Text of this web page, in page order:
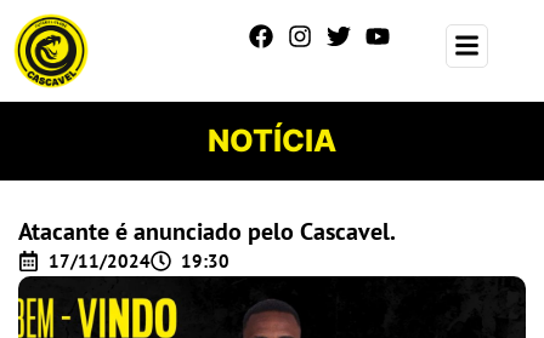
NOTÍCIA
Atacante é anunciado pelo Cascavel.
17/11/2024 19:30